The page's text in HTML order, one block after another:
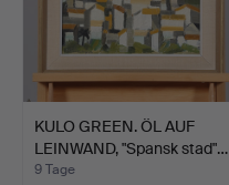
KULO GREEN. ÖL AUF
LEINWAND, "Spansk stad"…
9 Tage